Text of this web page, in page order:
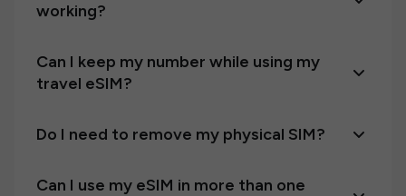
working?
Can I keep my number while using my
travel eSIM?
Do I need to remove my physical SIM?
Can I use my eSIM in more than one